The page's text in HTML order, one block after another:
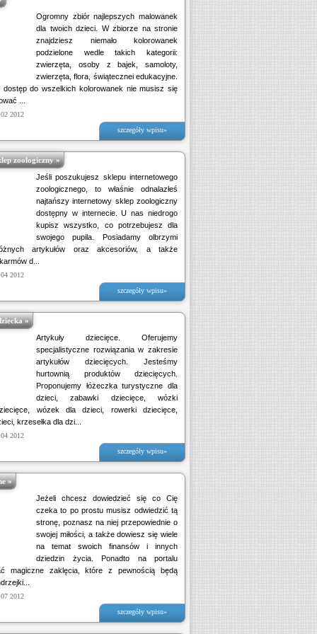
szczegóły wpisu»
Ogromny zbiór najlepszych malowanek
dla twoich dzieci. W zbiorze na stronie
znajdziesz niemało kolorowanek
podzielone wedle takich kategorii:
zwierzęta, osoby z bajek, samoloty,
zwierzęta, flora, świątecznei edukacyjne.
dostęp do wszelkich kolorowanek nie musisz się
...
2012
szczegóły wpisu»
zoologiczny »
Jeśli poszukujesz sklepu internetowego
zoologicznego, to właśnie odnalazłeś
najtańszy internetowy sklep zoologiczny
dostępny w internecie. U nas niedrogo
kupisz wszystko, co potrzebujesz dla
swojego pupila. Posiadamy olbrzymi
artykułów oraz akcesoriów, a także
d...
2012
szczegóły wpisu»
»
Artykuły dziecięce. Oferujemy
specjalistyczne rozwiązania w zakresie
artykułów dziecięcych. Jesteśmy
hurtownią produktów dziecięcych.
Proponujemy łóżeczka turystyczne dla
dzieci, zabawki dziecięce, wózki
wózek dla dzieci, rowerki dziecięce,
krzesełka dla dzi...
2012
szczegóły wpisu»
»
Jeżeli chcesz dowiedzieć się co Cię
czeka to po prostu musisz odwiedzić tą
stronę, poznasz na niej przepowiednie o
swojej miłości, a także dowiesz się wiele
na temat swoich finansów i innych
dziedzin życia. Ponadto na portalu
magiczne zaklęcia, które z pewnością będą
2012